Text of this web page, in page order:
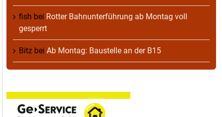
fish bei Rotter Bahnunterführung ab Montag voll
gesperrt
Bitz bei Ab Montag: Baustelle an der B15